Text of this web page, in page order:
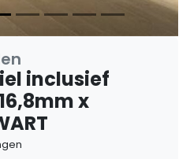
inclusief
x